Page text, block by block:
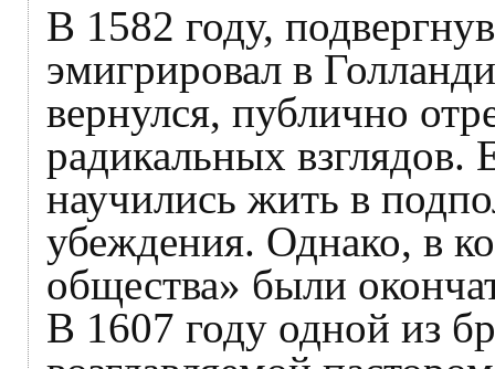
В 1582 году,
эмигрировал в
вернулся, публично
радикальных взглядов.
научились жить в
убеждения. Однако, в
общества» были
В 1607 году одной из